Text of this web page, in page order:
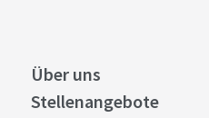
Über uns
Stellenangebote